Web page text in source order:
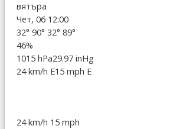
вятъра
Чет, 06 12:00
32° 90° 32° 89°
46%
1015 hPa29.97 inHg
24 km/h E15 mph E
24 km/h 15 mph